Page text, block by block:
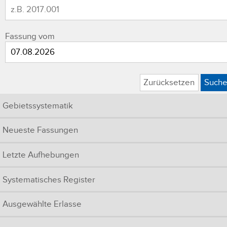
Fassung vom
Zurücksetzen
Gebietssystematik
Neueste Fassungen
Letzte Aufhebungen
Systematisches Register
Ausgewählte Erlasse